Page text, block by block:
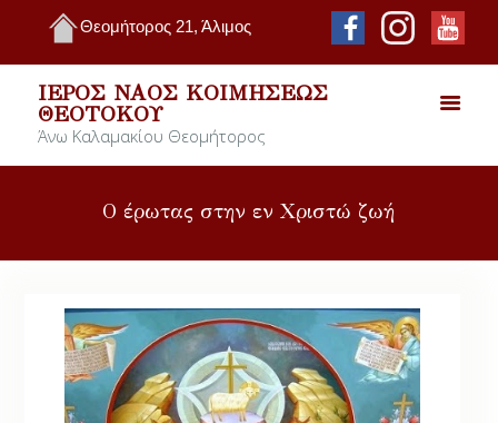
Θεομήτορος 21, Άλιμος
ΙΕΡΌΣ ΝΑΌΣ ΚΟΙΜΉΣΕΩΣ
ΘΕΟΤΌΚΟΥ
Άνω Καλαμακίου Θεομήτορος
Ο έρωτας στην εν Χριστώ ζωή